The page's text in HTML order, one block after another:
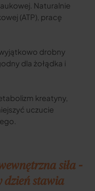
Naturalnie
(ATP), pracę
drobny
dla żołądka i
kreatyny,
uczucie
siła -
dzień stawia